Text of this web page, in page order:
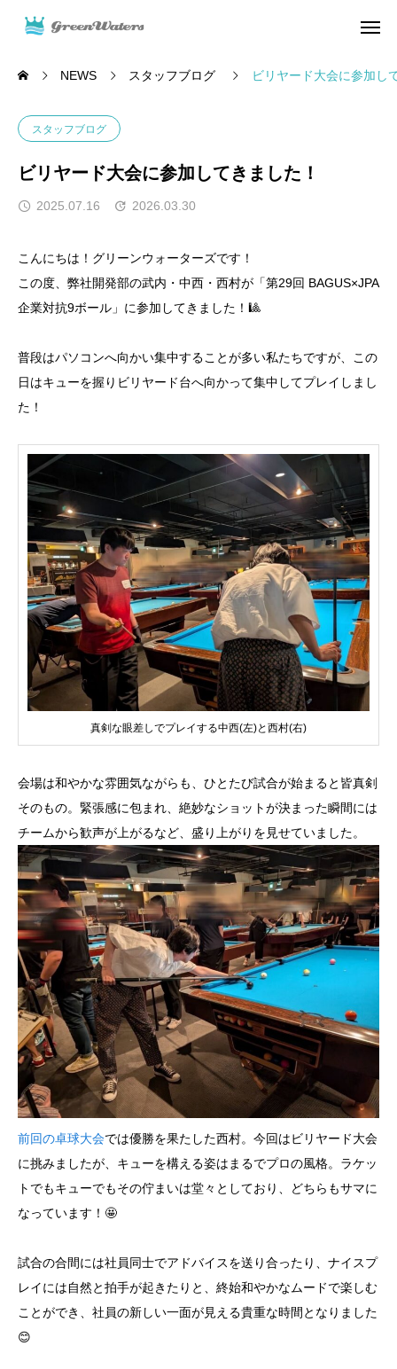
NEWS スタッフブログ ビリヤード大会に参加し
スタッフブログ
ビリヤード大会に参加してきました！
2025.07.16 2026.03.30
こんにちは！グリーンウォーターズです！
この度、弊社開発部の武内・中西・西村が「第29回 BAGUS×JPA
企業対抗9ボール」に参加してきました！🎱
普段はパソコンへ向かい集中することが多い私たちですが、この
日はキューを握りビリヤード台へ向かって集中してプレイしまし
た！
真剣な眼差しでプレイする中西(左)と西村(右)
会場は和やかな雰囲気ながらも、ひとたび試合が始まると皆真剣
そのもの。緊張感に包まれ、絶妙なショットが決まった瞬間には
チームから歓声が上がるなど、盛り上がりを見せていました。
前回の卓球大会では優勝を果たした西村。今回はビリヤード大会
に挑みましたが、キューを構える姿はまるでプロの風格。ラケッ
トでもキューでもその佇まいは堂々としており、どちらもサマに
なっています！🤩
試合の合間には社員同士でアドバイスを送り合ったり、ナイスプ
レイには自然と拍手が起きたりと、終始和やかなムードで楽しむ
ことができ、社員の新しい一面が見える貴重な時間となりました
😊